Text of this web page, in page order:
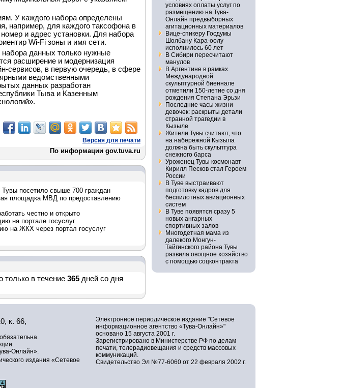
У каждого набора определены
например, для каждого таксофона в
и адрес установки. Для набора
Wi-Fi зоны и имя сети.
данных только нужные
расширение и модернизация
сервисов, в первую очередь, в сфере
ведомственными
данных разработан
Тыва и Казенным
Версия для печати
По информации gov.tuva.ru
посетило свыше 700 граждан
площадка МВД по предоставлению
честно и открыто
на портале госуслуг
на ЖКХ через портал госуслуг
только в течение 365 дней со дня
условиях оплаты услуг по
размещению на Тува-
Онлайн предвыборных
агитационных материалов
Вице-спикеру Госдумы
Шолбану Кара-оолу
исполнилось 60 лет
В Сибири пересчитают
манулов
В Аргентине в рамках
Международной
скульптурной биеннале
отметили 150-летие со дня
рождения Степана Эрьзи
Последние часы жизни
девочек: раскрыты детали
странной трагедии в
Кызыле
Жители Тувы считают, что
на набережной Кызыла
должна быть скульптура
снежного барса
Уроженец Тувы космонавт
Кирилл Песков стал Героем
России
В Туве выстраивают
подготовку кадров для
беспилотных авиационных
систем
В Туве появятся сразу 5
новых ангарных
спортивных залов
Многодетная мама из
далекого Монгун-
Тайгинского района Тувы
развила овощное хозяйство
с помощью соцконтракта
к. 66,
Онлайн».
издания «Сетевое
Электронное периодическое издание "Сетевое
информационное агентство «Тува-Онлайн»"
основано 15 августа 2001 г.
Зарегистрировано в Министерстве РФ по делам
печати, телерадиовещания и средств массовых
коммуникаций.
Свидетельство Эл №77-6060 от 22 февраля 2002 г.